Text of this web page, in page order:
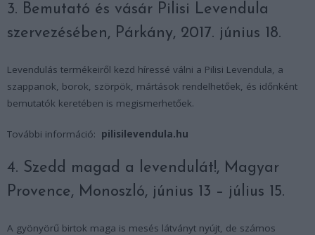
3. Bemutató és vásár Pilisi Levendula
szervezésében, Párkány, 2017. június 18.
Levendulás termékeiről kezd híressé válni a Pilisi Levendula, a
szappanok, borok, szörpök, mártások rendelhetőek, és időnként
bemutatók keretében is megismerhetőek.
További információ: pilisilevendula.hu
4. Szedd magad a levendulát!, Magyar
Provence, Monoszló, június 13 – július 15.
A gyönyörű birtok maga is mesés látványt nyújt, de számos